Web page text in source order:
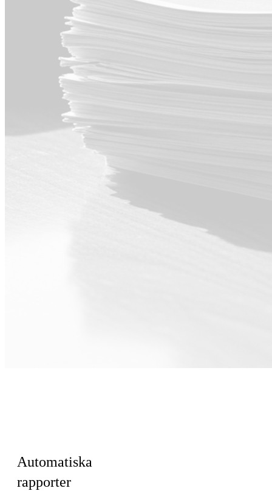
Automatiska
rapporter